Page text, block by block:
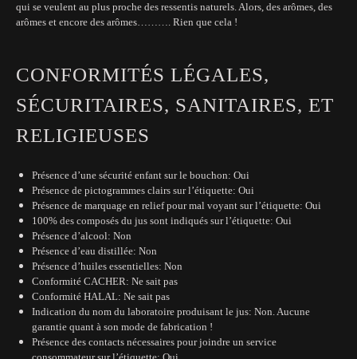
qui se veulent au plus proche des ressentis naturels. Alors, des arômes, des
arômes et encore des arômes………. Rien que cela !
CONFORMITÉS LÉGALES,
SÉCURITAIRES, SANITAIRES, ET
RELIGIEUSES
Présence d’une sécurité enfant sur le bouchon: Oui
Présence de pictogrammes clairs sur l’étiquette: Oui
Présence de marquage en relief pour mal voyant sur l’étiquette: Oui
100% des composés du jus sont indiqués sur l’étiquette: Oui
Présence d’alcool: Non
Présence d’eau distillée: Non
Présence d’huiles essentielles: Non
Conformité CACHER: Ne sait pas
Conformité HALAL: Ne sait pas
Indication du nom du laboratoire produisant le jus: Non. Aucune
garantie quant à son mode de fabrication !
Présence des contacts nécessaires pour joindre un service